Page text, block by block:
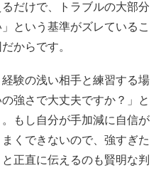
だけで、トラブルの大部分
という基準がズレているこ
からです。
験の浅い相手と練習する場
強さで大丈夫ですか？」と
もし自分が手加減に自信が
くできないので、強すぎた
正直に伝えるのも賢明な判